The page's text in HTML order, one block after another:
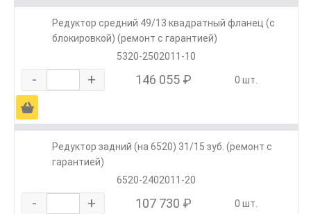
Редуктор средний 49/13 квадратный фланец (с
блокировкой) (ремонт с гарантией)
5320-2502011-10
- + 146 055 ₽ 0 шт.
Ä
Редуктор задний (на 6520) 31/15 зуб. (ремонт с
гарантией)
6520-2402011-20
- + 107 730 ₽ 0 шт.